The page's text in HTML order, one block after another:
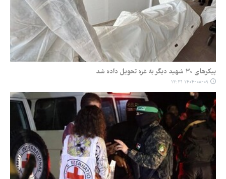
پیکرهای ۳۰ شهید دیگر به غزه تحویل داده شد
۱۴۰۴-۰۸-۰۹ ۱۳:۳۱